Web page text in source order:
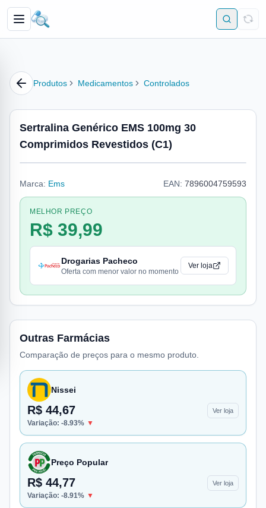
Produtos Medicamentos Controlados
Sertralina Genérico EMS 100mg 30
Comprimidos Revestidos (C1)
Marca: Ems EAN: 7896004759593
MELHOR PREÇO
R$ 39,99
Drogarias Pacheco
Oferta com menor valor no momento
Ver loja
Outras Farmácias
Comparação de preços para o mesmo produto.
Nissei
R$ 44,67 Ver loja
Variação: -8.93% ▼
Preço Popular
R$ 44,77 Ver loja
Variação: -8.91% ▼